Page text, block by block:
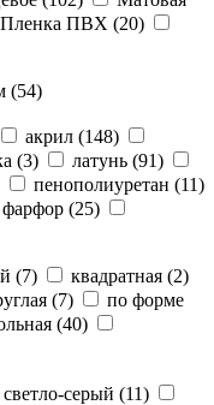
Пленка ПВХ (20)
(54)
акрил (148)
(3) латунь (91)
пенополиуретан (11)
фарфор (25)
(7) квадратная (2)
(7)
по форме
(40)
светло-серый (11)